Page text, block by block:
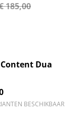
185,00
Dua
BESCHIKBAAR